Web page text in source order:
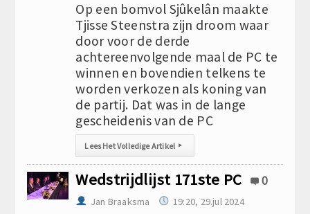
Op een bomvol Sjûkelân maakte
Tjisse Steenstra zijn droom waar
door voor de derde
achtereenvolgende maal de PC te
winnen en bovendien telkens te
worden verkozen als koning van
de partij. Dat was in de lange
gescheidenis van de PC
Lees Het Volledige Artikel ▸
Wedstrijdlijst 171ste PC 0
Jan Braaksma 19:20, 29.jul 2024